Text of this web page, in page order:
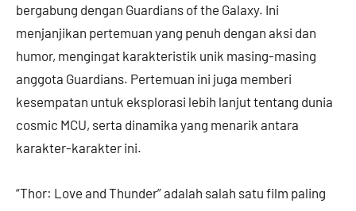
bergabung dengan Guardians of the Galaxy. Ini
menjanjikan pertemuan yang penuh dengan aksi dan
humor, mengingat karakteristik unik masing-masing
anggota Guardians. Pertemuan ini juga memberi
kesempatan untuk eksplorasi lebih lanjut tentang dunia
cosmic MCU, serta dinamika yang menarik antara
karakter-karakter ini.
“Thor: Love and Thunder” adalah salah satu film paling